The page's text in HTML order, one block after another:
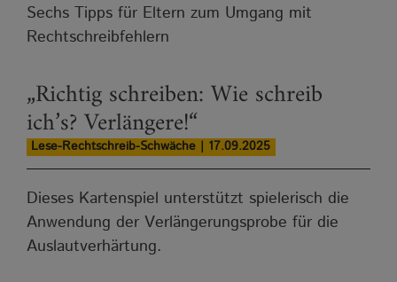
Sechs Tipps für Eltern zum Umgang mit
Rechtschreibfehlern
„Richtig schreiben: Wie schreib
ich’s? Verlängere!“
Lese-Rechtschreib-Schwäche | 17.09.2025
Dieses Kartenspiel unterstützt spielerisch die
Anwendung der Verlängerungsprobe für die
Auslautverhärtung.